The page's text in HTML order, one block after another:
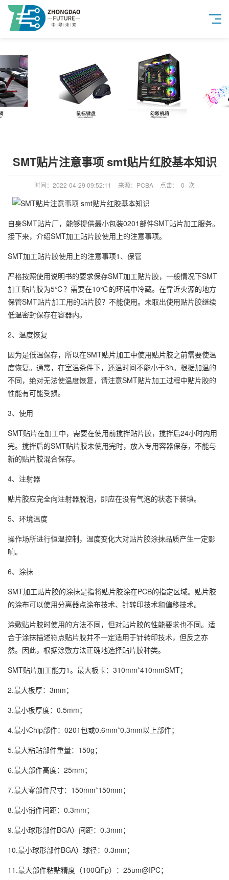
SMT贴片注意事项 smt贴片红胶基本知识
时间：2022-04-29 09:52:11 来源：PCBA 点击： 0 次
自身SMT贴片厂，能够提供最小包装0201部件SMT贴片加工服务。
接下来，介绍SMT加工贴片胶使用上的注意事项。
SMT加工贴片胶使用上的注意事项1、保管
严格按照使用说明书的要求保存SMT加工贴片胶，一般情况下SMT
加工贴片胶为5℃？需要在10℃的环境中冷藏。在靠近火源的地方
保管SMT贴片加工用的贴片胶？不能使用。未取出使用贴片胶继续
低温密封保存在容器内。
2、温度恢复
因为是低温保存，所以在SMT贴片加工中使用贴片胶之前需要使温
度恢复。通常，在室温条件下，还温时间不能小于3h。根据加温的
不同，绝对无法使温度恢复，请注意SMT贴片加工过程中贴片胶的
性能有可能受损。
3、使用
SMT贴片在加工中，需要在使用前搅拌贴片胶，搅拌后24小时内用
完。搅拌后的SMT贴片胶未使用完时，放入专用容器保存，不能与
新的贴片胶混合保存。
4、注射器
贴片胶应完全向注射器脱泡，即应在没有气泡的状态下装填。
5、环境温度
操作场所进行恒温控制，温度变化大对贴片胶涂抹品质产生一定影
响。
6、涂抹
SMT加工贴片胶的涂抹是指将贴片胶涂在PCB的指定区域。贴片胶
的涂布可以使用分离器点涂布技术、针转印技术和偏移技术。
涂敷贴片胶时使用的方法不同，但对贴片胶的性能要求也不同。适
合于涂抹描述符点贴片胶并不一定适用于针转印技术，但反之亦
然。因此，根据涂敷方法正确地选择贴片胶种类。
SMT贴片加工能力1。最大板卡：310mm*410mmSMT；
2.最大板厚：3mm；
3.最小板厚度：0.5mm；
4.最小Chip部件：0201包或0.6mm*0.3mm以上部件；
5.最大粘贴部件重量：150g；
6.最大部件高度：25mm；
7.最大零部件尺寸：150mm*150mm；
8.最小销件间距：0.3mm；
9.最小球形部件BGA）间距：0.3mm；
10.最小球形部件BGA）球径：0.3mm；
11.最大部件粘贴精度（100QFp）：25um@IPC；